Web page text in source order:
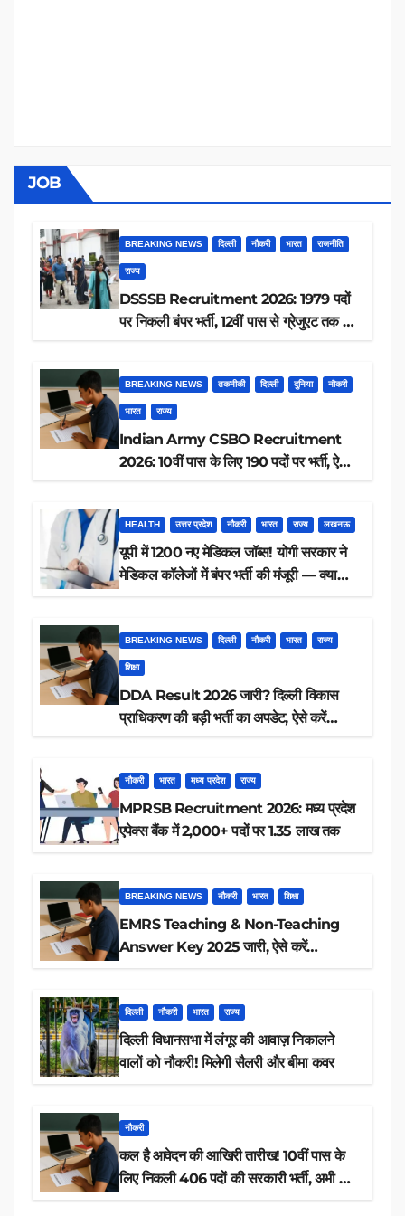
JOB
BREAKING NEWS दिल्ली नौकरी भारत राजनीति
राज्य
DSSSB Recruitment 2026: 1979 पदों
पर निकली बंपर भर्ती, 12वीं पास से ग्रेजुएट तक करें
BREAKING NEWS तकनीकी दिल्ली दुनिया नौकरी
भारत राज्य
Indian Army CSBO Recruitment
2026: 10वीं पास के लिए 190 पदों पर भर्ती, ऐसे
HEALTH उत्तर प्रदेश नौकरी भारत राज्य लखनऊ
यूपी में 1200 नए मेडिकल जॉब्स! योगी सरकार ने
मेडिकल कॉलेजों में बंपर भर्ती की मंजूरी — क्या
BREAKING NEWS दिल्ली नौकरी भारत राज्य
शिक्षा
DDA Result 2026 जारी? दिल्ली विकास
प्राधिकरण की बड़ी भर्ती का अपडेट, ऐसे करें
नौकरी भारत मध्य प्रदेश राज्य
MPRSB Recruitment 2026: मध्य प्रदेश
एपेक्स बैंक में 2,000+ पदों पर 1.35 लाख तक
BREAKING NEWS नौकरी भारत शिक्षा
EMRS Teaching & Non-Teaching
Answer Key 2025 जारी, ऐसे करें
दिल्ली नौकरी भारत राज्य
दिल्ली विधानसभा में लंगूर की आवाज़ निकालने
वालों को नौकरी! मिलेगी सैलरी और बीमा कवर
नौकरी
कल है आवेदन की आखिरी तारीख! 10वीं पास के
लिए निकली 406 पदों की सरकारी भर्ती, अभी करें